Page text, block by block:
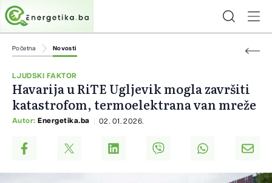
Početna Novosti
LJUDSKI FAKTOR
Havarija u RiTE Ugljevik mogla završiti
katastrofom, termoelektrana van mreže
Autor: Energetika.ba 02. 01. 2026.